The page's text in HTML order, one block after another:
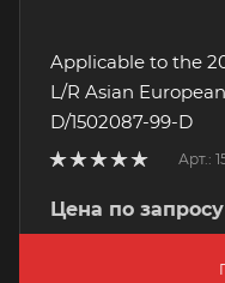
Applicable to the
L/R Asian
D/1502087-99-D
Арт.:
Цена по запросу